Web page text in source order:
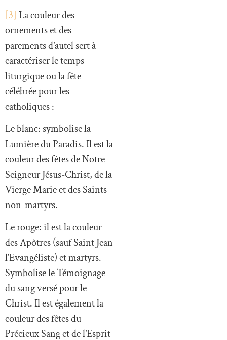
[3] La couleur des
ornements et des
parements d’autel sert à
caractériser le temps
liturgique ou la fête
célébrée pour les
catholiques :
Le blanc: symbolise la
Lumière du Paradis. Il est la
couleur des fêtes de Notre
Seigneur Jésus-Christ, de la
Vierge Marie et des Saints
non-martyrs.
Le rouge: il est la couleur
des Apôtres (sauf Saint Jean
l’Evangéliste) et martyrs.
Symbolise le Témoignage
du sang versé pour le
Christ. Il est également la
couleur des fêtes du
Précieux Sang et de l’Esprit